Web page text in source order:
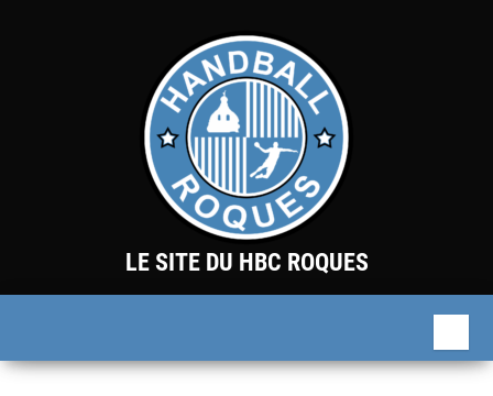
LE SITE DU HBC ROQUES